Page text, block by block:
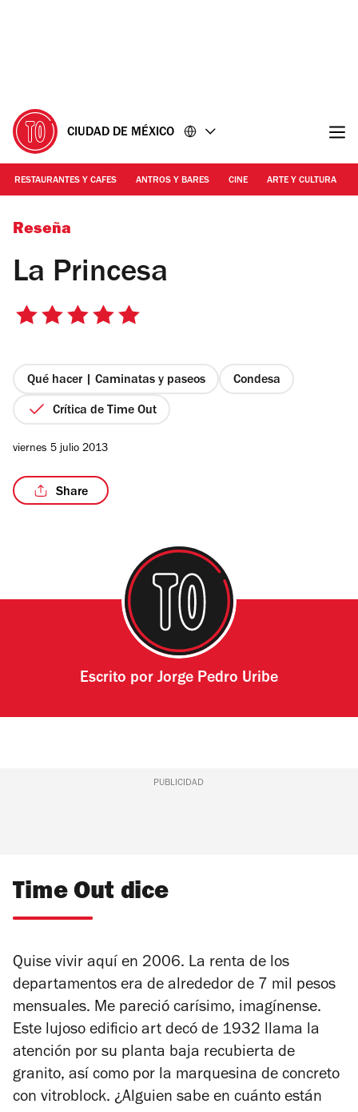
CIUDAD DE MÉXICO
RESTAURANTES Y CAFES ANTROS Y BARES CINE ARTE Y CULTURA
Alejandra Carbajal
Reseña
La Princesa
5
estrellas
Qué hacer | Caminatas y paseos Condesa
Crítica de Time Out
viernes 5 julio 2013
Share
Escrito por Jorge Pedro Uribe
PUBLICIDAD
Time Out dice
Quise vivir aquí en 2006. La renta de los
departamentos era de alrededor de 7 mil pesos
mensuales. Me pareció carísimo, imagínense.
Este lujoso edificio art decó de 1932 llama la
atención por su planta baja recubierta de
granito, así como por la marquesina de concreto
con vitroblock. ¿Alguien sabe en cuánto están